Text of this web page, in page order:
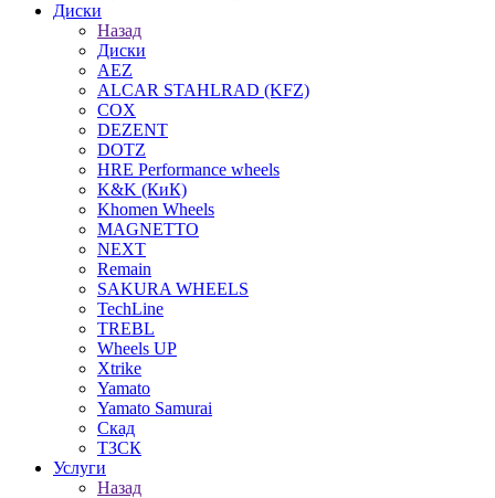
Диски
Назад
Диски
AEZ
ALCAR STAHLRAD (KFZ)
COX
DEZENT
DOTZ
HRE Performance wheels
K&K (КиК)
Khomen Wheels
MAGNETTO
NEXT
Remain
SAKURA WHEELS
TechLine
TREBL
Wheels UP
Xtrike
Yamato
Yamato Samurai
Скад
ТЗСК
Услуги
Назад